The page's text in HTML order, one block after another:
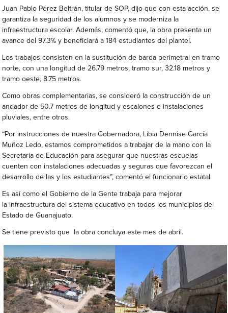
Juan Pablo Pérez Beltrán, titular de SOP, dijo que con esta acción, se
garantiza la seguridad de los alumnos y se moderniza la
infraestructura escolar. Además, comentó que, la obra presenta un
avance del 97.3% y beneficiará a 184 estudiantes del plantel.
Los trabajos consisten en la sustitución de barda perimetral en tramo
norte, con una longitud de 26.79 metros, tramo sur, 32.18 metros y
tramo oeste, 8.75 metros.
Como obras complementarias, se consideró la construcción de un
andador de 50.7 metros de longitud y escalones e instalaciones
pluviales, entre otros.
“Por instrucciones de nuestra Gobernadora, Libia Dennise García
Muñoz Ledo, estamos comprometidos a trabajar de la mano con la
Secretaría de Educación para asegurar que nuestras escuelas
cuenten con instalaciones adecuadas y seguras que favorezcan el
desarrollo de las y los estudiantes”, comentó el funcionario estatal.
Es así como el Gobierno de la Gente trabaja para mejorar
la infraestructura del sistema educativo en todos los municipios del
Estado de Guanajuato.
Se tiene previsto que la obra concluya este mes de abril.